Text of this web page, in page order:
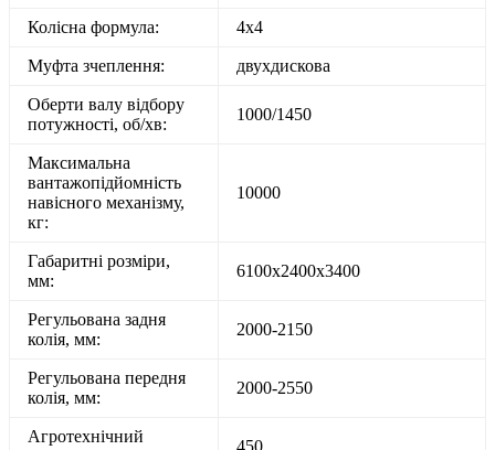
Колісна формула: 4х4
Муфта зчеплення: двухдискова
Оберти валу відбору
потужності, об/хв:
1000/1450
Максимальна
вантажопідйомність
навісного механізму,
кг:
10000
Габаритні розміри,
мм:
6100х2400х3400
Регульована задня
колія, мм:
2000-2150
Регульована передня
колія, мм:
2000-2550
Агротехнічний